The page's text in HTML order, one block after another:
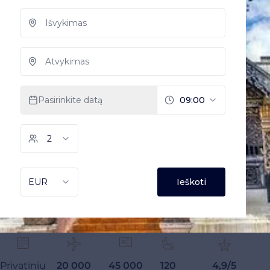
Privatinių
20 000
45 000
120
4,9/5